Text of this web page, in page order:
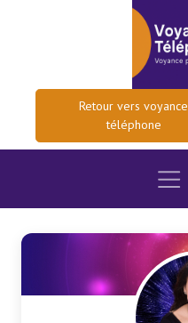
Retour vers voyance
téléphone